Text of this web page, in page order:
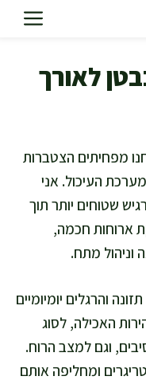
לאורך
מפחיתים הצטברות
העיכול. אני
שטוחים יותר תוך
ארוחות חכמה,
וניהול מתח.
והרגלים יומיומיים
האכילה, לסוג
וגם למצב הרוח.
ומחליפה אותם